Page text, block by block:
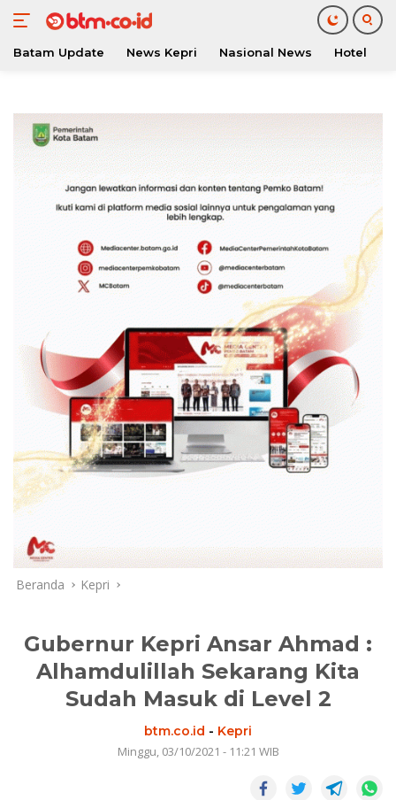
konten
Batam Update News Kepri Nasional News Hotel
Beranda Kepri
Gubernur Kepri Ansar Ahmad :
Alhamdulillah Sekarang Kita
Sudah Masuk di Level 2
btm.co.id - Kepri
Minggu, 03/10/2021 - 11:21 WIB